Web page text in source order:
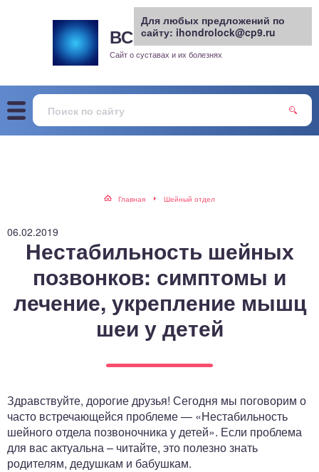
ВСЕ О СУСТАВАХ.РУ
Сайт о суставах и их болезнях
Главная Шейный отдел
06.02.2019
Нестабильность шейных
позвонков: симптомы и
лечение, укрепление мышц
шеи у детей
Здравствуйте, дорогие друзья! Сегодня мы поговорим о
часто встречающейся проблеме — «Нестабильность
шейного отдела позвоночника у детей». Если проблема
для вас актуальна – читайте, это полезно знать
родителям, дедушкам и бабушкам.
Для любых предложений по
сайту: ihondrolock@cp9.ru
сустав